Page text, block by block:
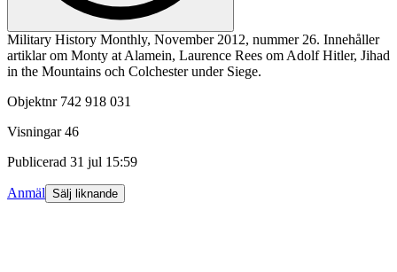
Military History Monthly, November 2012, nummer 26. Innehåller
artiklar om Monty at Alamein, Laurence Rees om Adolf Hitler, Jihad
in the Mountains och Colchester under Siege.
Objektnr 742 918 031
Visningar 46
Publicerad 31 jul 15:59
Anmäl Sälj liknande